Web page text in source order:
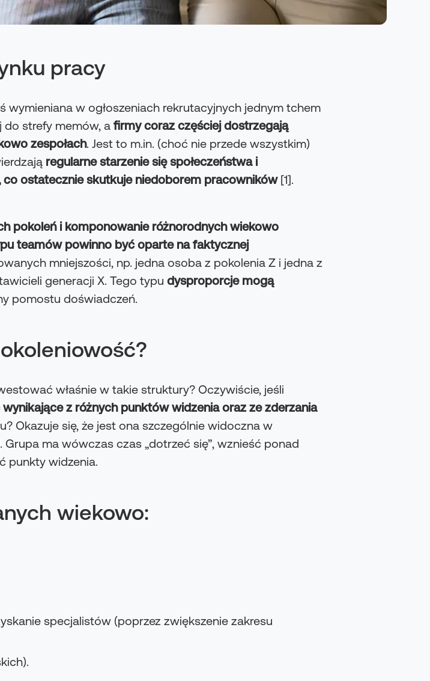
pracy
wymieniana w ogłoszeniach rekrutacyjnych jednym tchem
do strefy memów, a firmy coraz częściej dostrzegają
zespołach. Jest to m.in. (choć nie przede wszystkim)
regularne starzenie się społeczeństwa i
ostatecznie skutkuje niedoborem pracowników [1].
pokoleń i komponowanie różnorodnych wiekowo
teamów powinno być oparte na faktycznej
mniejszości, np. jedna osoba z pokolenia Z i jedna z
generacji X. Tego typu dysproporcje mogą
pomostu doświadczeń.
właśnie w takie struktury? Oczywiście, jeśli
z różnych punktów widzenia oraz ze zderzania
Okazuje się, że jest ona szczególnie widoczna w
Grupa ma wówczas czas „dotrzeć się”, wznieść ponad
punkty widzenia.
wiekowo:
specjalistów (poprzez zwiększenie zakresu